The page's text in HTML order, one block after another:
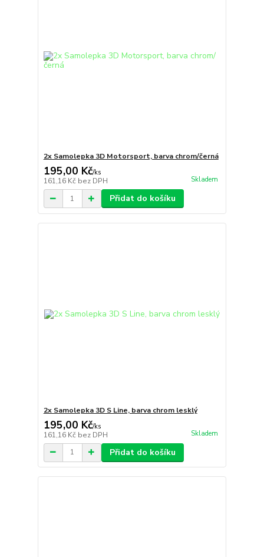
2x Samolepka 3D Motorsport, barva chrom/černá
195,00 Kč/ks
161,16 Kč bez DPH Skladem
Přidat do košíku
2x Samolepka 3D S Line, barva chrom lesklý
195,00 Kč/ks
161,16 Kč bez DPH Skladem
Přidat do košíku